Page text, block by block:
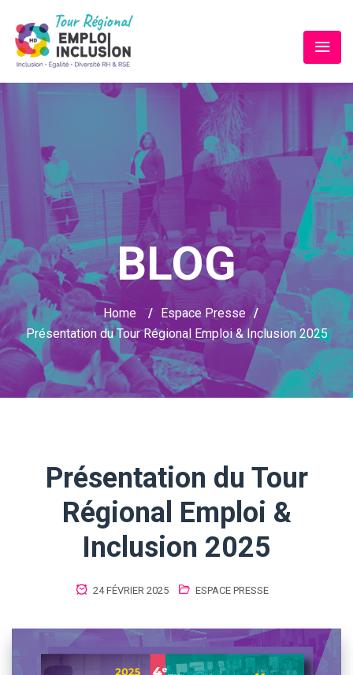
BLOG
Home / Espace Presse /
Présentation du Tour Régional Emploi & Inclusion 2025
Présentation du Tour
Régional Emploi &
Inclusion 2025
24 FÉVRIER 2025 ESPACE PRESSE